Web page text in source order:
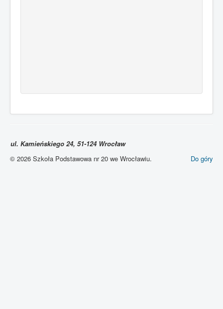
ul. Kamieńskiego 24, 51-124 Wrocław
Do góry
© 2026 Szkoła Podstawowa nr 20 we Wrocławiu.